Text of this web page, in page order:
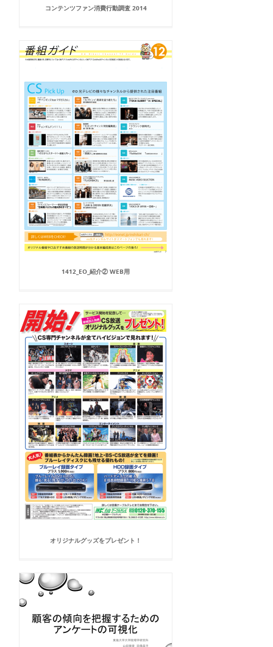
コンテンツファン消費行動調査 2014
1412_EO_紹介② WEB用
オリジナルグッズをプレゼント！